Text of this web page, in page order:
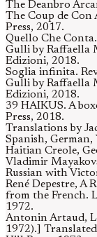
The Deanbro
The Coup de Con
Press, 2017.
Quello Che
Gulli by Raffaella
Edizioni, 2018.
Soglia infinita.
Gulli by Raffaella
Edizioni, 2018.
39 HAIKUS. A
Press, 2018.
Translations by
Spanish,
Haitian Creole,
Vladimir
Russian with
René Depestre, A
from the French.
1972.
Antonin Artaud,
1972).]